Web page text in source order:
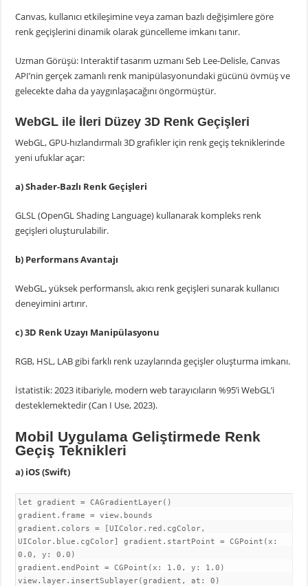
Canvas, kullanıcı etkileşimine veya zaman bazlı değişimlere göre
renk geçişlerini dinamik olarak güncelleme imkanı tanır.
Uzman Görüşü: Interaktif tasarım uzmanı Seb Lee-Delisle, Canvas
API’nin gerçek zamanlı renk manipülasyonundaki gücünü övmüş ve
gelecekte daha da yaygınlaşacağını öngörmüştür.
WebGL ile İleri Düzey 3D Renk Geçişleri
WebGL, GPU-hızlandırmalı 3D grafikler için renk geçiş tekniklerinde
yeni ufuklar açar:
a) Shader-Bazlı Renk Geçişleri
GLSL (OpenGL Shading Language) kullanarak kompleks renk
geçişleri oluşturulabilir.
b) Performans Avantajı
WebGL, yüksek performanslı, akıcı renk geçişleri sunarak kullanıcı
deneyimini artırır.
c) 3D Renk Uzayı Manipülasyonu
RGB, HSL, LAB gibi farklı renk uzaylarında geçişler oluşturma imkanı.
İstatistik: 2023 itibariyle, modern web tarayıcıların %95’i WebGL’i
desteklemektedir (Can I Use, 2023).
Mobil Uygulama Geliştirmede Renk
Geçiş Teknikleri
a) iOS (Swift)
let gradient = CAGradientLayer()
gradient.frame = view.bounds
gradient.colors = [UIColor.red.cgColor,
UIColor.blue.cgColor] gradient.startPoint = CGPoint(x:
0.0, y: 0.0)
gradient.endPoint = CGPoint(x: 1.0, y: 1.0)
view.layer.insertSublayer(gradient, at: 0)